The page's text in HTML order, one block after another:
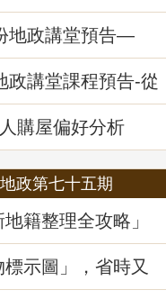
地政講堂預告—
理與實務」
政講堂課程預告-從
看台灣的減災與
建購屋偏好分析
政第七十五期
地籍整理全攻略」
顧
示圖」，省時又